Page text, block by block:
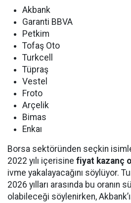
Akbank
Garanti BBVA
Petkim
Tofaş Oto
Turkcell
Tüpraş
Vestel
Froto
Arçelik
Bimas
Enkaı
Borsa sektöründen seçkin
2022 yılı içerisine fiyat kazanç
ivme yakalayacağını söylüyor.
2026 yılları arasında bu oranın
olabileceği söylenirken,